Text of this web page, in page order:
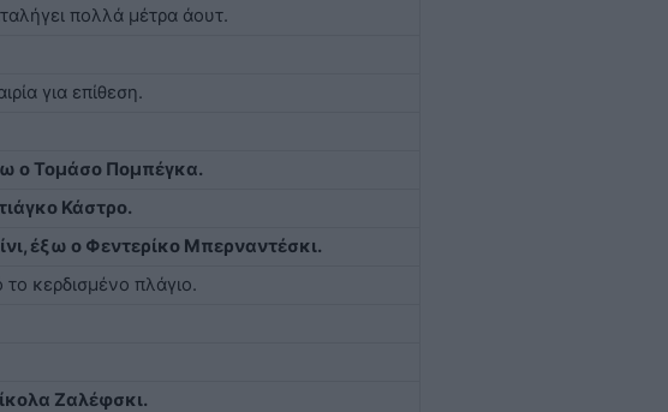
πολλά μέτρα άουτ.
για επίθεση.
ο Τομάσο Πομπέγκα.
Κάστρο.
έξω ο Φεντερίκο Μπερναντέσκι.
κερδισμένο πλάγιο.
Ζαλέφσκι.